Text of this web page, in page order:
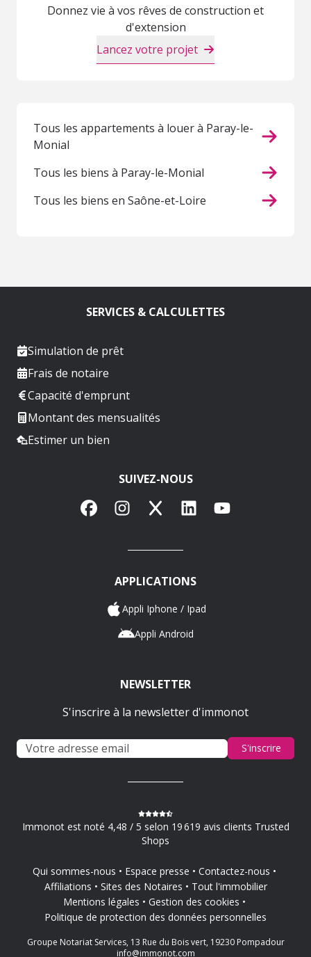
Donnez vie à vos rêves de construction et
d'extension
Lancez votre projet
Tous les appartements à louer à Paray-le-
Monial
Tous les biens à Paray-le-Monial
Tous les biens en Saône-et-Loire
SERVICES & CALCULETTES
Simulation de prêt
Frais de notaire
Capacité d'emprunt
Montant des mensualités
Estimer un bien
SUIVEZ-NOUS
FacebookInstagram
X LinkedInYouTube
APPLICATIONS
Appli Iphone / Ipad
Appli Android
NEWSLETTER
S'inscrire à la newsletter d'immonot
S'inscrire
Immonot est noté 4,48 / 5 selon 19 619 avis clients Trusted
Shops
Qui sommes-nous Espace presse
Contactez-nous
Affiliations
Sites des Notaires
Tout l'immobilier
Mentions légales
Gestion des cookies
Politique de protection des données personnelles
Groupe Notariat Services, 13 Rue du Bois vert, 19230 Pompadour
info@immonot.com